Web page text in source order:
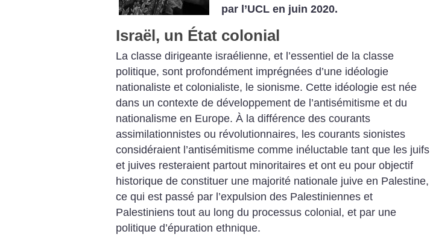
par l’UCL en juin 2020.
Israël, un État colonial
La classe dirigeante israélienne, et l’essentiel de la classe
politique, sont profondément imprégnées d’une idéologie
nationaliste et colonialiste, le sionisme. Cette idéologie est née
dans un contexte de développement de l’antisémitisme et du
nationalisme en Europe. À la différence des courants
assimilationnistes ou révolutionnaires, les courants sionistes
considéraient l’antisémitisme comme inéluctable tant que les juifs
et juives resteraient partout minoritaires et ont eu pour objectif
historique de constituer une majorité nationale juive en Palestine,
ce qui est passé par l’expulsion des Palestiniennes et
Palestiniens tout au long du processus colonial, et par une
politique d’épuration ethnique.